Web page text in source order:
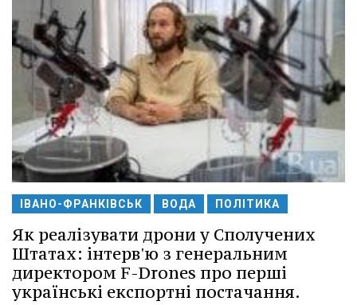
ІВАНО-ФРАНКІВСЬК ВОДА ПОЛІТИКА
Як реалізувати дрони у Сполучених
Штатах: інтерв'ю з генеральним
директором F-Drones про перші
українські експортні постачання.